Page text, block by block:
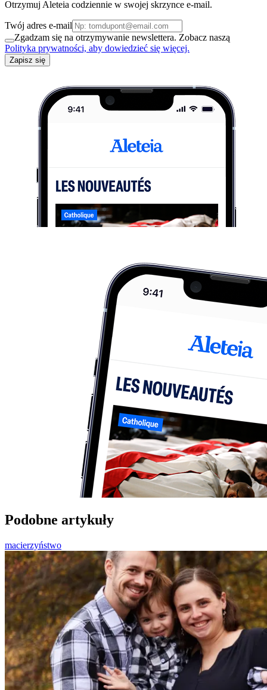
Otrzymuj Aleteia codziennie w swojej skrzynce e-mail.
Twój adres e-mail
Zgadzam się na otrzymywanie newslettera. Zobacz naszą
Polityka prywatności, aby dowiedzieć się więcej.
Zapisz się
Podobne artykuły
macierzyństwo